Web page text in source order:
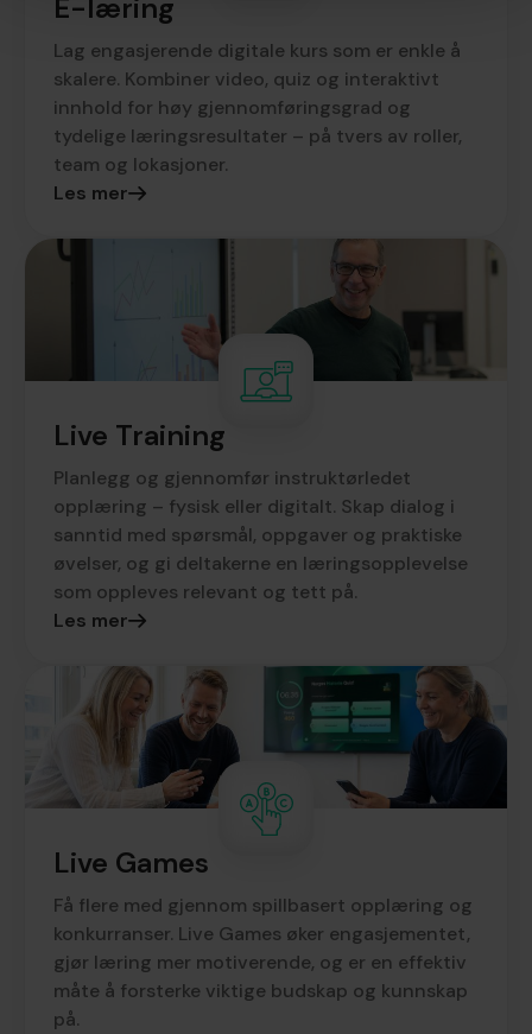
E-læring
Lag engasjerende digitale kurs som er enkle å
skalere. Kombiner video, quiz og interaktivt
innhold for høy gjennomføringsgrad og
tydelige læringsresultater – på tvers av roller,
team og lokasjoner.
Les mer
Live Training
Planlegg og gjennomfør instruktørledet
opplæring – fysisk eller digitalt. Skap dialog i
sanntid med spørsmål, oppgaver og praktiske
øvelser, og gi deltakerne en læringsopplevelse
som oppleves relevant og tett på.
Les mer
Live Games
Få flere med gjennom spillbasert opplæring og
konkurranser. Live Games øker engasjementet,
gjør læring mer motiverende, og er en effektiv
måte å forsterke viktige budskap og kunnskap
på.